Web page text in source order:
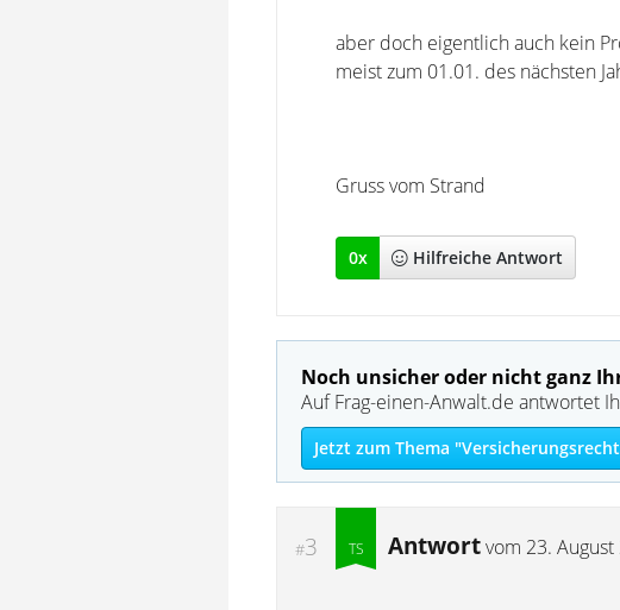
aber doch eigentlich auch kein
meist zum 01.01. des nächsten
Gruss vom Strand
0x Hilfreiche Antwort
Noch unsicher oder nicht ganz
Auf Frag-einen-Anwalt.de antwortet
Jetzt zum Thema
#3 Antwortvom 23.